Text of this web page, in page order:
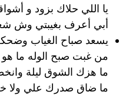
يا اللي حلاك بزود و
أبي أعرف بغيبتي وش
يسعد صباح الغياب
من غبت صبح الوله ما
ما هزك الشوق ليلة
ما ضاق صدرك علي ولا